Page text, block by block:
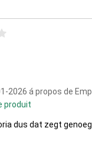
2026 á propos de
produit
dus dat zegt genoeg